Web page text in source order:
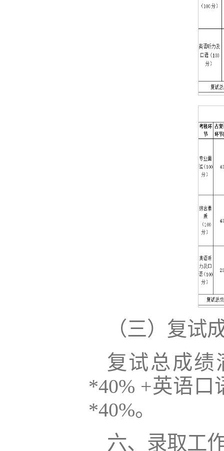
（三）复试
复试总成绩
*40% +英语口
*40%。
六、录取工